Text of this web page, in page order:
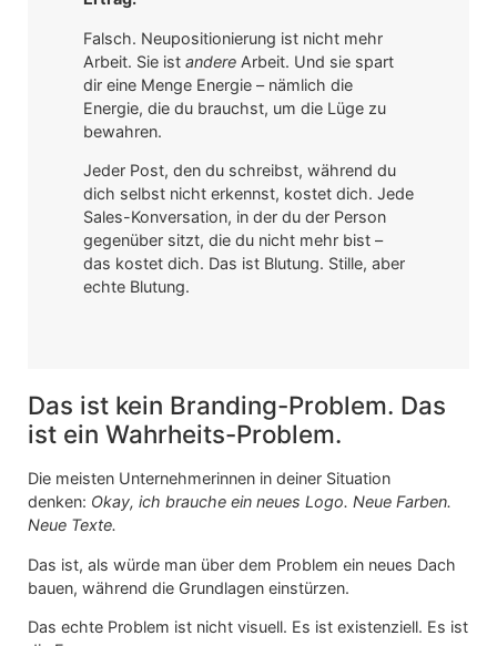
Falsch. Neupositionierung ist nicht mehr
Arbeit. Sie ist andere Arbeit. Und sie spart
dir eine Menge Energie – nämlich die
Energie, die du brauchst, um die Lüge zu
bewahren.
Jeder Post, den du schreibst, während du
dich selbst nicht erkennst, kostet dich. Jede
Sales-Konversation, in der du der Person
gegenüber sitzt, die du nicht mehr bist –
das kostet dich. Das ist Blutung. Stille, aber
echte Blutung.
Das ist kein Branding-Problem. Das
ist ein Wahrheits-Problem.
Die meisten Unternehmerinnen in deiner Situation
denken: Okay, ich brauche ein neues Logo. Neue Farben.
Neue Texte.
Das ist, als würde man über dem Problem ein neues Dach
bauen, während die Grundlagen einstürzen.
Das echte Problem ist nicht visuell. Es ist existenziell. Es ist